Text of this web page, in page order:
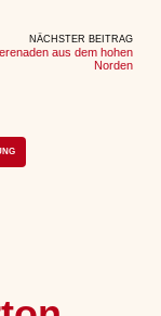
NÄCHSTER BEITRAG
aus dem hohen
Norden